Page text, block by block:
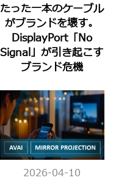
たった一本のケーブル
がブランドを壊す。
DisplayPort「No
Signal」が引き起こす
ブランド危機
2026-04-10